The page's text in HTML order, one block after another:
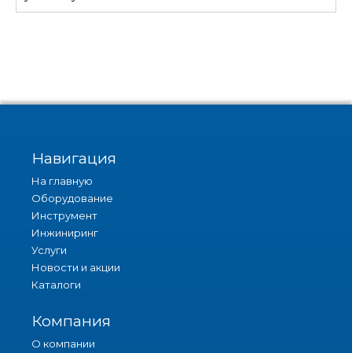
Навигация
На главную
Оборудование
Инструмент
Инжиниринг
Услуги
Новости и акции
Каталоги
Компания
О компании